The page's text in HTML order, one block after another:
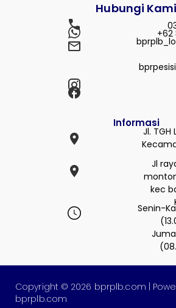
Hubungi Kami
+62
Informasi
Jl. TGH
Jl
kec
Senin-
Copyright © 2026 bprplb.com |
bprplb.com